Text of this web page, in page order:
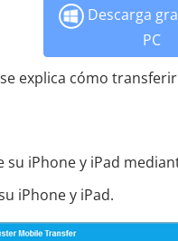
Descarga
PC
explica cómo
su iPhone y iPad
iPhone y iPad.